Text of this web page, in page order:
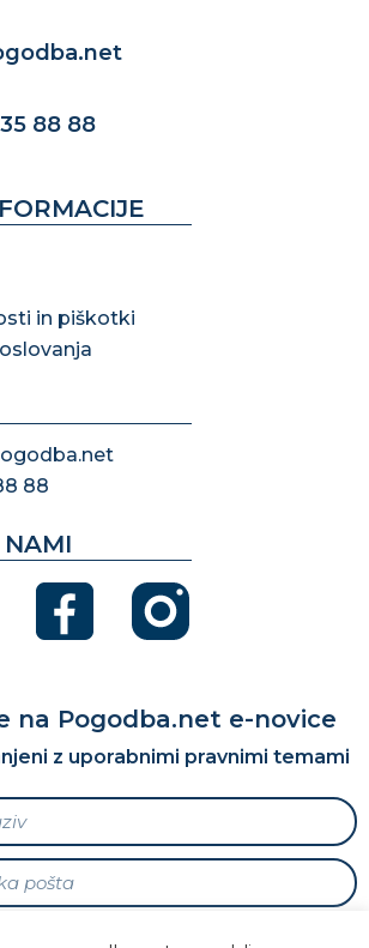
88 88
in piškotki
88
na Pogodba.net e-novice
z uporabnimi pravnimi temami